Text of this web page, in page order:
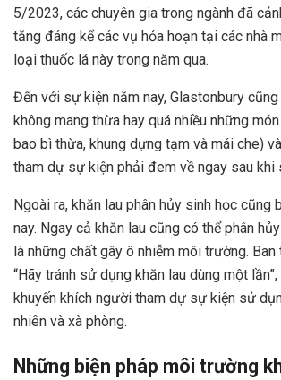
5/2023, các chuyên gia trong ngành đã
tăng đáng kể các vụ hỏa hoạn tại các nhà
loại thuốc lá này trong năm qua.
Đến với sự kiện năm nay, Glastonbury
không mang thừa hay quá nhiều những
bao bì thừa, khung dựng tạm và mái che)
tham dự sự kiện phải đem về ngay sau khi
Ngoài ra, khăn lau phân hủy sinh học cũng
nay. Ngay cả khăn lau cũng có thể phân
là những chất gây ô nhiễm môi trường. Ban
“Hãy tránh sử dụng khăn lau dùng một
khuyến khích người tham dự sự kiện sử
nhiên và xà phòng.
Những biện pháp môi trường